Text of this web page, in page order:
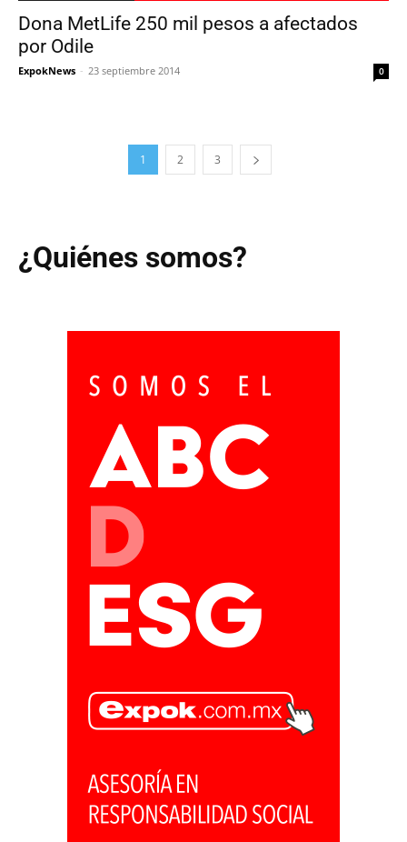
Dona MetLife 250 mil pesos a afectados
por Odile
ExpokNews - 23 septiembre 2014 0
1 2 3
¿Quiénes somos?